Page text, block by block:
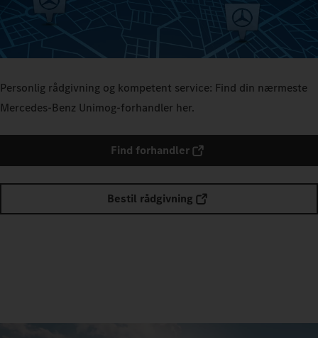
Personlig rådgivning og kompetent service: Find din nærmeste
Mercedes-Benz Unimog-forhandler her.
Find forhandler
Bestil rådgivning